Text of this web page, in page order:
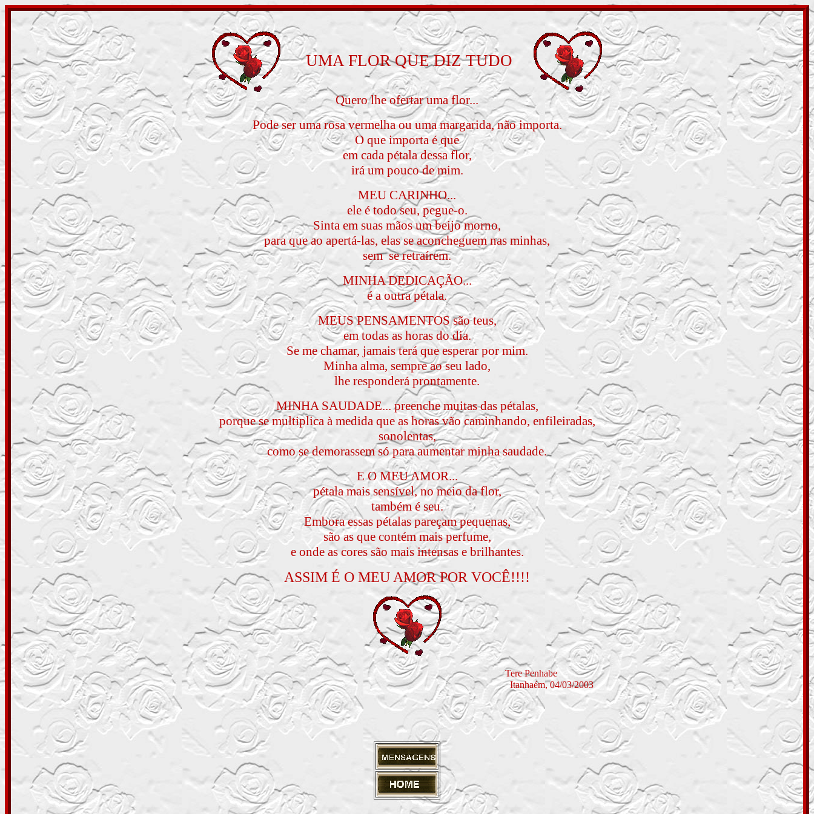
UMA FLOR QUE DIZ TUDO
Quero lhe ofertar uma flor...
Pode ser uma rosa vermelha ou uma margarida, não importa.
O que importa é que
em cada pétala dessa flor,
irá um pouco de mim.
MEU CARINHO...
ele é todo seu, pegue-o.
Sinta em suas mãos um beijo morno,
para que ao apertá-las, elas se aconcheguem nas minhas,
sem se retraírem.
MINHA DEDICAÇÃO...
é a outra pétala.
MEUS PENSAMENTOS são teus,
em todas as horas do dia.
Se me chamar, jamais terá que esperar por mim.
Minha alma, sempre ao seu lado,
lhe responderá prontamente.
MINHA SAUDADE... preenche muitas das pétalas,
porque se multiplica à medida que as horas vão caminhando, enfileiradas,
sonolentas,
como se demorassem só para aumentar minha saudade.
E O MEU AMOR...
pétala mais sensível, no meio da flor,
também é seu.
Embora essas pétalas pareçam pequenas,
são as que contém mais perfume,
e onde as cores são mais intensas e brilhantes.
ASSIM É O MEU AMOR POR VOCÊ!!!!
Tere Penhabe
Itanhaém, 04/03/2003